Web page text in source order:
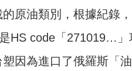
原油類別，根據紀錄
HS code「271019…
因為進口了俄羅斯「